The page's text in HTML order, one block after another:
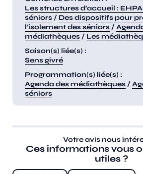
Les structures d’accueil :
séniors / Des dispositifs pour
l’isolement des séniors /
médiathèques / Les
Saison(s) liée(s) :
Sens givré
Programmation(s) liée(s) :
Agenda des médiathèques /
séniors
Votre avis nous
Ces informations vous
utiles ?